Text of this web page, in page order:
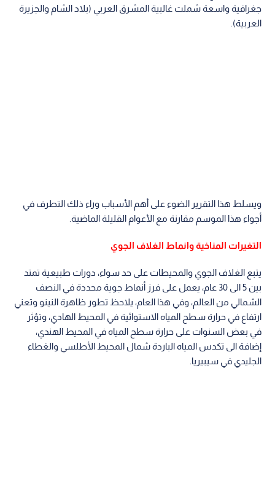
جغرافية واسعة شملت غالبية المشرق العربي (بلاد الشام والجزيرة
العربية).
ويسلط هذا التقرير الضوء على أهم الأسباب وراء ذلك التطرف في
أجواء هذا الموسم مقارنة مع الأعوام القليلة الماضية.
التغيرات المناخية وانماط الغلاف الجوي
يتبع الغلاف الجوي والمحيطات على حد سواء، دورات طبيعية تمتد
بين 5 الى 30 عام، يعمل على فرز أنماط جوية محددة في النصف
الشمالي من العالم، وفي هذا العام، يلاحظ تطور ظاهرة النينو وتعني
ارتفاع في حرارة سطح المياه الاستوائية في المحيط الهادي، وتؤثر
في بعض السنوات على حرارة سطح المياه في المحيط الهندي،
إضافة الى تكدس المياه الباردة شمال المحيط الأطلسي والغطاء
الجليدي في سيبيريا.